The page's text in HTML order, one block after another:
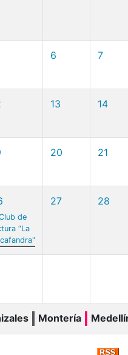
6 7
13 14
20 21
de
“La
27 28
Montería